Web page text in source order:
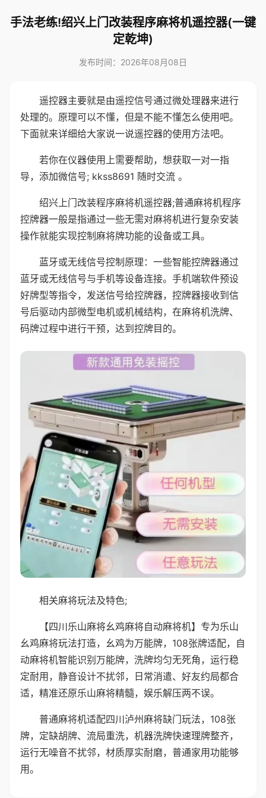
手法老练!绍兴上门改装程序麻将机遥控器(一键
定乾坤)
发布时间：2026年08月08日
遥控器主要就是由遥控信号通过微处理器来进行
处理的。原理可以不懂，但是不能不懂怎么使用吧。
下面就来详细给大家说一说遥控器的使用方法吧。
若你在仪器使用上需要帮助，想获取一对一指
导，添加微信号; kkss8691 随时交流 。
绍兴上门改装程序麻将机遥控器;普通麻将机程序
控牌器一般是指通过一些无需对麻将机进行复杂安装
操作就能实现控制麻将牌功能的设备或工具。
蓝牙或无线信号控制原理：一些智能控牌器通过
蓝牙或无线信号与手机等设备连接。手机端软件预设
好牌型等指令，发送信号给控牌器，控牌器接收到信
号后驱动内部微型电机或机械结构，在麻将机洗牌、
码牌过程中进行干预，达到控牌目的。
相关麻将玩法及特色;
【四川乐山麻将幺鸡麻将自动麻将机】专为乐山
幺鸡麻将玩法打造，幺鸡为万能牌，108张牌适配，自
动麻将机智能识别万能牌，洗牌均匀无死角，运行稳
定耐用，静音设计不扰邻，日常消遣、好友约局都合
适，精准还原乐山麻将精髓，娱乐解压两不误。
普通麻将机适配四川泸州麻将缺门玩法，108张
牌，定缺胡牌、流局重洗，机器洗牌快速理牌整齐，
运行无噪音不扰邻，材质厚实耐磨，普通家用功能够
用。